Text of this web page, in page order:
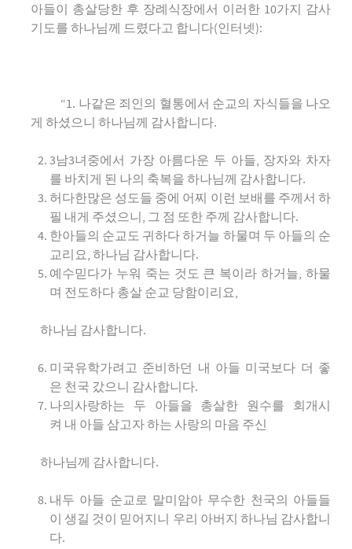
아들이 총살당한 후 장례식장에서 이러한 10가지 감사
기도를 하나님께 드렸다고 합니다(인터넷):
“1. 나같은 죄인의 혈통에서 순교의 자식들을 나오
게 하셨으니 하나님께 감사합니다.
3남3녀중에서 가장 아름다운 두 아들, 장자와 차자
를 바치게 된 나의 축복을 하나님께 감사합니다.
허다한많은 성도들 중에 어찌 이런 보배를 주께서 하
필 내게 주셨으니, 그 점 또한 주께 감사합니다.
한아들의 순교도 귀하다 하거늘 하물며 두 아들의 순
교리요, 하나님 감사합니다.
예수믿다가 누워 죽는 것도 큰 복이라 하거늘, 하물
며 전도하다 총살 순교 당함이리요,
하나님 감사합니다.
미국유학가려고 준비하던 내 아들 미국보다 더 좋
은 천국 갔으니 감사합니다.
나의사랑하는 두 아들을 총살한 원수를 회개시
켜 내 아들 삼고자 하는 사랑의 마음 주신
하나님께 감사합니다.
내두 아들 순교로 말미암아 무수한 천국의 아들들
이 생길 것이 믿어지니 우리 아버지 하나님 감사합니
다.